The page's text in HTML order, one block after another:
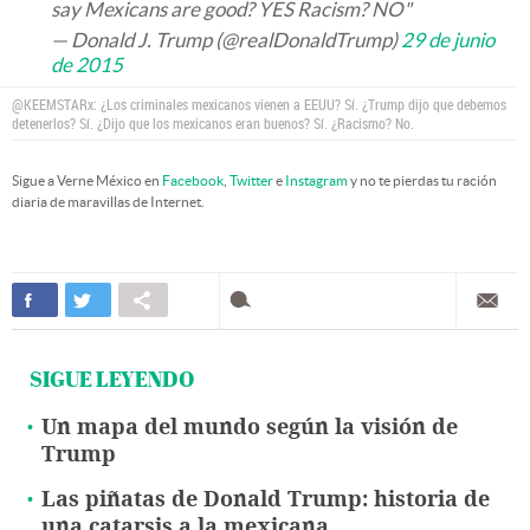
say Mexicans are good? YES Racism? NO"
— Donald J. Trump (@realDonaldTrump)29 de junio
de 2015
@KEEMSTARx: ¿Los criminales mexicanos vienen a EEUU? Sí. ¿Trump dijo que debemos
detenerlos? Sí. ¿Dijo que los mexicanos eran buenos? Sí. ¿Racismo? No.
Sigue a Verne México en Facebook Twittere Instagramy no te pierdas tu ración
diaria de maravillas de Internet.
SIGUE LEYENDO
Un mapa del mundo según la visión de
Trump
Las piñatas de Donald Trump: historia de